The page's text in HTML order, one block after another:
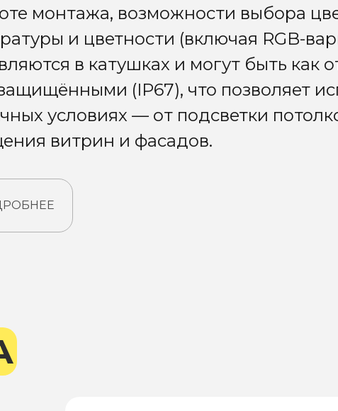
монтажа, возможности выбора
и цветности (включая RGB-
в катушках и могут быть как
(IP67), что позволяет
условиях — от подсветки
витрин и фасадов.